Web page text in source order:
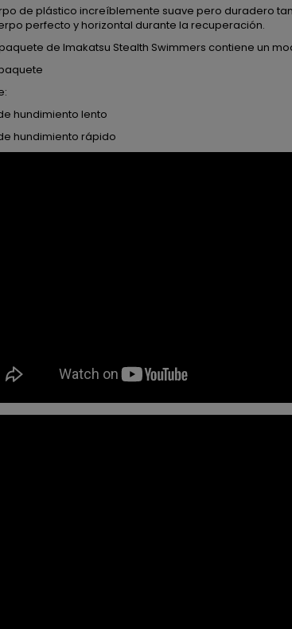
de plástico increíblemente suave pero duradero
perfecto y horizontal durante la recuperación.
de Imakatsu Stealth Swimmers contiene un
hundimiento lento
hundimiento rápido